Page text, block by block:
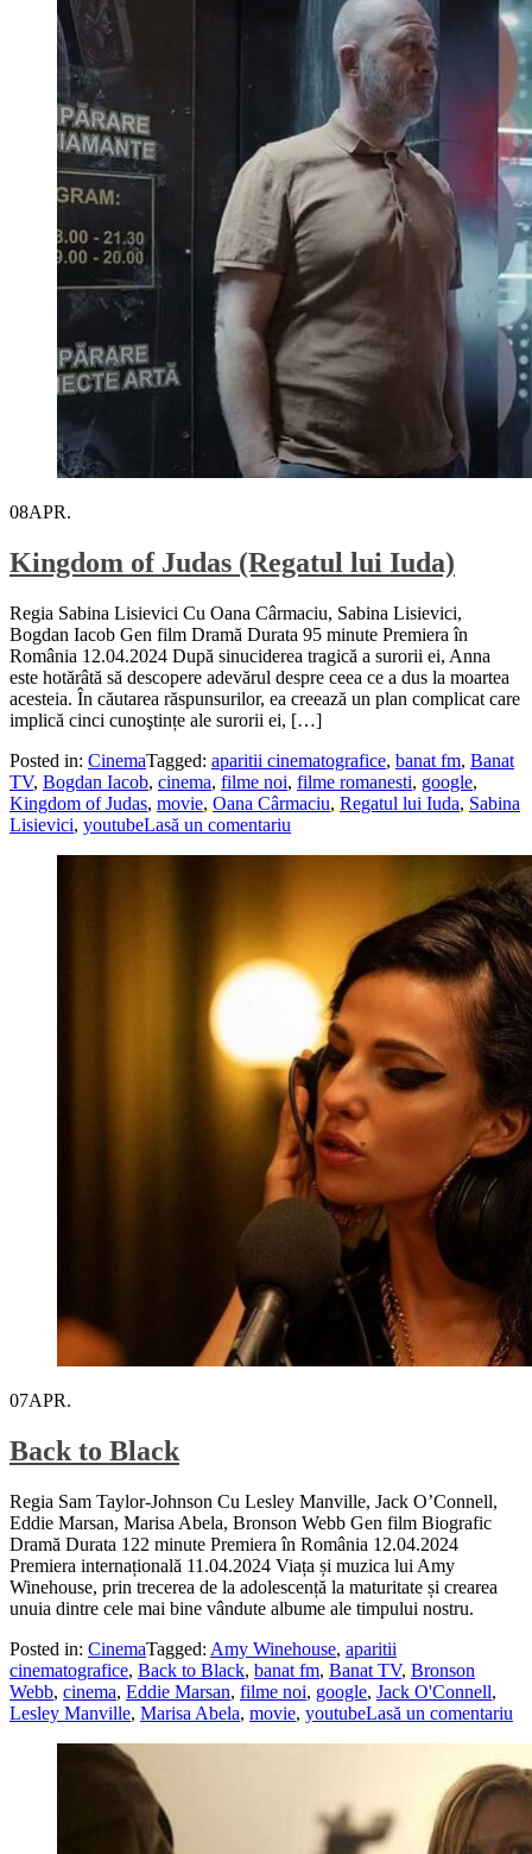
08APR.
Kingdom of Judas (Regatul lui Iuda)
Regia Sabina Lisievici Cu Oana Cârmaciu, Sabina Lisievici,
Bogdan Iacob Gen film Dramă Durata 95 minute Premiera în
România 12.04.2024 După sinuciderea tragică a surorii ei, Anna
este hotărâtă să descopere adevărul despre ceea ce a dus la moartea
acesteia. În căutarea răspunsurilor, ea creează un plan complicat care
implică cinci cunoştințe ale surorii ei, […]
Posted in: CinemaTagged: aparitii cinematografice, banat fm, Banat
TV, Bogdan Iacob, cinema, filme noi, filme romanesti, google,
Kingdom of Judas, movie, Oana Cârmaciu, Regatul lui Iuda, Sabina
Lisievici, youtubeLasă un comentariu
07APR.
Back to Black
Regia Sam Taylor-Johnson Cu Lesley Manville, Jack O’Connell,
Eddie Marsan, Marisa Abela, Bronson Webb Gen film Biografic
Dramă Durata 122 minute Premiera în România 12.04.2024
Premiera internațională 11.04.2024 Viața și muzica lui Amy
Winehouse, prin trecerea de la adolescență la maturitate și crearea
unuia dintre cele mai bine vândute albume ale timpului nostru.
Posted in: CinemaTagged: Amy Winehouse, aparitii
cinematografice, Back to Black, banat fm, Banat TV, Bronson
Webb, cinema, Eddie Marsan, filme noi, google, Jack O'Connell,
Lesley Manville, Marisa Abela, movie, youtubeLasă un comentariu